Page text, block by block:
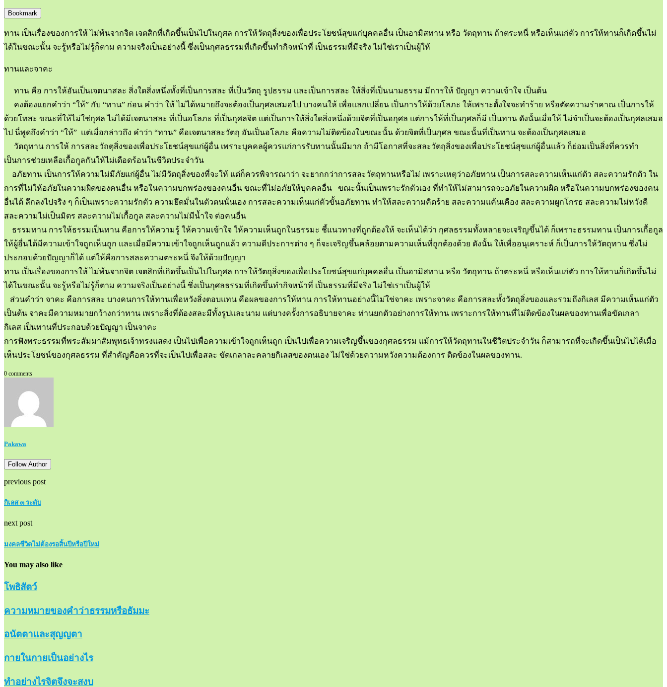
Bookmark
ทาน เป็นเรื่องของการให้ ไม่พ้นจากจิต เจตสิกที่เกิดขึ้นเป็นไปในกุศล การให้วัตถุสิ่งของเพื่อประโยชน์สุขแก่บุคคลอื่น เป็นอามิสทาน หรือ วัตถุทาน ถ้าตระหนี่ หรือเห็นแก่ตัว การให้ทานก็เกิดขึ้นไม่
ได้ในขณะนั้น จะรู้หรือไม่รู้ก็ตาม ความจริงเป็นอย่างนี้ ซึ่งเป็นกุศลธรรมที่เกิดขึ้นทำกิจหน้าที่ เป็นธรรมที่มีจริง ไม่ใช่เราเป็นผู้ให้
ทานและจาคะ
ทาน คือ การให้อันเป็นเจตนาสละ สิ่งใดสิ่งหนึ่งทั้งที่เป็นการสละ ที่เป็นวัตถุ รูปธรรม และเป็นการสละ ให้สิ่งที่เป็นนามธรรม มีการให้ ปัญญา ความเข้าใจ เป็นต้น
คงต้องแยกคำว่า “ให้” กับ “ทาน” ก่อน คำว่า ให้ ไม่ได้หมายถึงจะต้องเป็นกุศลเสมอไป บางคนให้ เพื่อแลกเปลี่ยน เป็นการให้ด้วยโลภะ ให้เพราะตั้งใจจะทำร้าย หรือตัดความรำคาณ เป็นการให้
ด้วยโทสะ ขณะที่ให้ไม่ใช่กุศล ไม่ได้มีเจตนาสละ ที่เป็นอโลภะ ที่เป็นกุศลจิต แต่เป็นการให้สิ่งใดสิ่งหนึ่งด้วยจิตที่เป็นอกุศล แต่การให้ที่เป็นกุศลก็มี เป็นทาน ดังนั้นเมื่อให้ ไม่จำเป็นจะต้องเป็นกุศลเสมอ
ไป นี่พูดถึงคำว่า “ให้” แต่เมื่อกล่าวถึง คำว่า “ทาน” คือเจตนาสละวัตถุ อันเป็นอโลภะ คือความไม่ติดข้องในขณะนั้น ด้วยจิตที่เป็นกุศล ขณะนั้นที่เป็นทาน จะต้องเป็นกุศลเสมอ
วัตถุทาน การให้ การสละวัถตุสิ่งของเพื่อประโยชน์สุขแก่ผู้อื่น เพราะบุคคลผู้ควรแก่การรับทานนั้นมีมาก ถ้ามีโอกาสที่จะสละวัตถุสิ่งของเพื่อประโยชน์สุขแก่ผู้อื่นแล้ว ก็ย่อมเป็นสิ่งที่ควรทำ
เป็นการช่วยเหลือเกื้อกูลกันให้ไม่เดือดร้อนในชีวิตประจำวัน
อภัยทาน เป็นการให้ความไม่มีภัยแก่ผู้อื่น ไม่มีวัตถุสิ่งของที่จะให้ แต่ก็ควรพิจารณาว่า จะยากกว่าการสละวัตถุทานหรือไม่ เพราะเหตุว่าอภัยทาน เป็นการสละความเห็นแก่ตัว สละความรักตัว ใน
การที่ไม่ให้อภัยในความผิดของคนอื่น หรือในความบกพร่องของคนอื่น ขณะที่ไม่อภัยให้บุคคลอื่น ขณะนั้นเป็นเพราะรักตัวเอง ที่ทำให้ไม่สามารถจะอภัยในความผิด หรือในความบกพร่องของคน
อื่นได้ ลึกลงไปจริง ๆ ก็เป็นเพราะความรักตัว ความยึดมั่นในตัวตนนั่นเอง การสละความเห็นแก่ตัวขั้นอภัยทาน ทำให้สละความคิดร้าย สละความแค้นเคือง สละความผูกโกรธ สละความไม่หวังดี
สละความไม่เป็นมิตร สละความไม่เกื้อกูล สละความไม่มีน้ำใจ ต่อคนอื่น
ธรรมทาน การให้ธรรมเป็นทาน คือการให้ความรู้ ให้ความเข้าใจ ให้ความเห็นถูกในธรรมะ ชี้แนวทางที่ถูกต้องให้ จะเห็นได้ว่า กุศลธรรมทั้งหลายจะเจริญขึ้นได้ ก็เพราะธรรมทาน เป็นการเกื้อกูล
ให้ผู้อื่นได้มีความเข้าใจถูกเห็นถูก และเมื่อมีความเข้าใจถูกเห็นถูกแล้ว ความดีประการต่าง ๆ ก็จะเจริญขึ้นคล้อยตามความเห็นที่ถูกต้องด้วย ดังนั้น ให้เพื่ออนุเคราะห์ ก็เป็นการให้วัตถุทาน ซึ่งไม่
ประกอบด้วยปัญญาก็ได้ แต่ให้คือการสละความตระหนี่ จึงให้ด้วยปัญญา
ทาน เป็นเรื่องของการให้ ไม่พ้นจากจิต เจตสิกที่เกิดขึ้นเป็นไปในกุศล การให้วัตถุสิ่งของเพื่อประโยชน์สุขแก่บุคคลอื่น เป็นอามิสทาน หรือ วัตถุทาน ถ้าตระหนี่ หรือเห็นแก่ตัว การให้ทานก็เกิดขึ้นไม่
ได้ในขณะนั้น จะรู้หรือไม่รู้ก็ตาม ความจริงเป็นอย่างนี้ ซึ่งเป็นกุศลธรรมที่เกิดขึ้นทำกิจหน้าที่ เป็นธรรมที่มีจริง ไม่ใช่เราเป็นผู้ให้
ส่วนคำว่า จาคะ คือการสละ บางคนการให้ทานเพื่อหวังสิ่งตอบแทน คือผลของการให้ทาน การให้ทานอย่างนี้ไม่ใช่จาคะ เพราะจาคะ คือการสละทั้งวัตถุสิ่งของและรวมถึงกิเลส มีความเห็นแก่ตัว
เป็นต้น จาคะมีความหมายกว้างกว่าทาน เพราะสิ่งที่ต้องสละมีทั้งรูปและนาม แต่บางครั้งการอธิบายจาคะ ท่านยกตัวอย่างการให้ทาน เพราะการให้ทานที่ไม่ติดข้องในผลของทานเพื่อขัดเกลา
กิเลส เป็นทานที่ประกอบด้วยปัญญา เป็นจาคะ
การฟังพระธรรมที่พระสัมมาสัมพุทธเจ้าทรงแสดง เป็นไปเพื่อความเข้าใจถูกเห็นถูก เป็นไปเพื่อความเจริญขึ้นของกุศลธรรม แม้การให้วัตถุทานในชีวิตประจำวัน ก็สามารถที่จะเกิดขึ้นเป็นไปได้เมื่อ
เห็นประโยชน์ของกุศลธรรม ที่สำคัญคือควรที่จะเป็นไปเพื่อสละ ขัดเกลาละคลายกิเลสของตนเอง ไม่ใช่ด้วยความหวังความต้องการ ติดข้องในผลของทาน.
0 comments
Pakawa
Follow Author
previous post
กิเลส ๓ ระดับ
next post
มงคลชีวิตไม่ต้องรอสิ้นปีหรือปีใหม่
You may also like
โพธิสัตว์
ความหมายของคำว่าธรรมหรือธัมมะ
อนัตตาและสุญญตา
กายในกายเป็นอย่างไร
ทำอย่างไรจิตจึงจะสงบ